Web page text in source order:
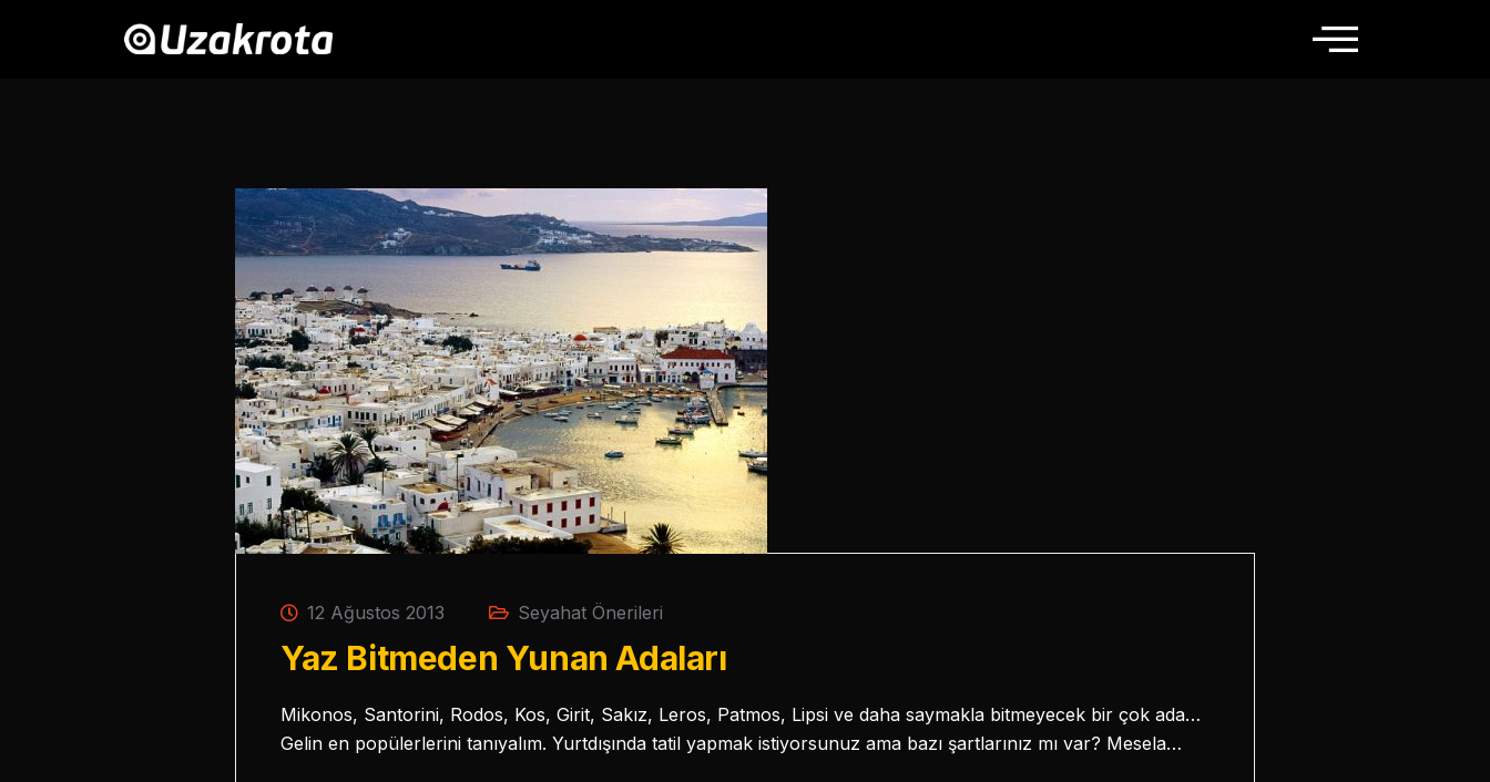
12 Ağustos 2013 Seyahat Önerileri
Yaz Bitmeden Yunan Adaları
Mikonos, Santorini, Rodos, Kos, Girit, Sakız, Leros, Patmos, Lipsi ve daha saymakla bitmeyecek bir çok ada…
Gelin en popülerlerini tanıyalım. Yurtdışında tatil yapmak istiyorsunuz ama bazı şartlarınız mı var? Mesela…